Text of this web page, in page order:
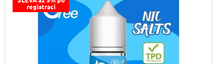
registraci